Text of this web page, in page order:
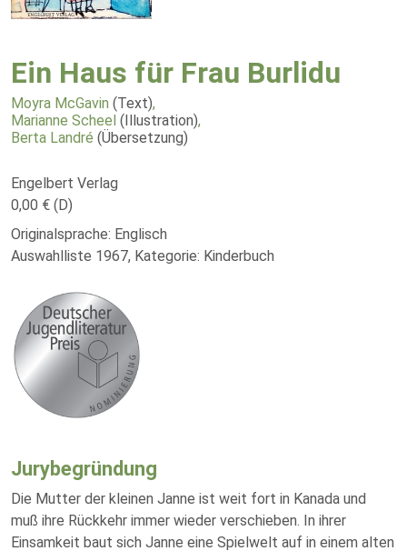
Ein Haus für Frau Burlidu
Moyra McGavin (Text),
Marianne Scheel (Illustration),
Berta Landré (Übersetzung)
Engelbert Verlag
0,00 € (D)
Originalsprache: Englisch
Auswahlliste 1967, Kategorie: Kinderbuch
Jurybegründung
Die Mutter der kleinen Janne ist weit fort in Kanada und
muß ihre Rückkehr immer wieder verschieben. In ihrer
Einsamkeit baut sich Janne eine Spielwelt auf in einem alten